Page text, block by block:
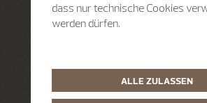
dass nur technische Cookies
werden dürfen.
ALLE ZULASSEN